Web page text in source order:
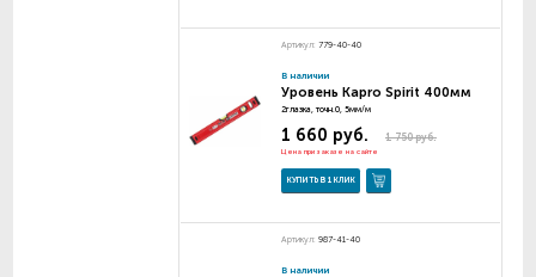
Артикул: 779-40-40
В наличии
Уровень Kapro Spirit 400мм
2глазка, точн.0, 5мм/м
1 750 руб.
1 660 руб.
Цена при заказе на сайте
КУПИТЬ В 1 КЛИК
Артикул: 987-41-40
В наличии